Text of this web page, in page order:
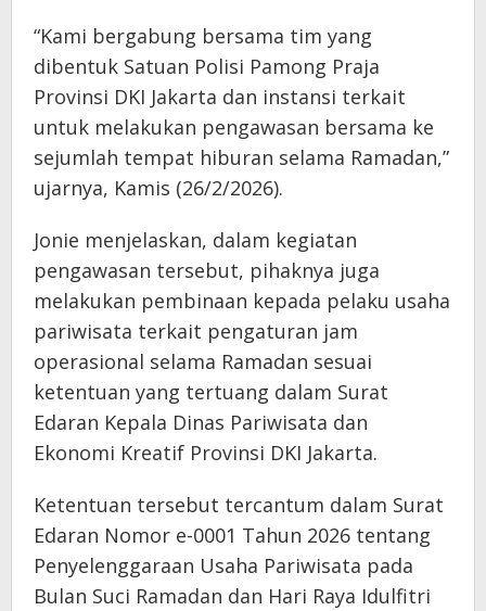
“Kami bergabung bersama tim yang
dibentuk Satuan Polisi Pamong Praja
Provinsi DKI Jakarta dan instansi terkait
untuk melakukan pengawasan bersama ke
sejumlah tempat hiburan selama Ramadan,”
ujarnya, Kamis (26/2/2026).
Jonie menjelaskan, dalam kegiatan
pengawasan tersebut, pihaknya juga
melakukan pembinaan kepada pelaku usaha
pariwisata terkait pengaturan jam
operasional selama Ramadan sesuai
ketentuan yang tertuang dalam Surat
Edaran Kepala Dinas Pariwisata dan
Ekonomi Kreatif Provinsi DKI Jakarta.
Ketentuan tersebut tercantum dalam Surat
Edaran Nomor e-0001 Tahun 2026 tentang
Penyelenggaraan Usaha Pariwisata pada
Bulan Suci Ramadan dan Hari Raya Idulfitri